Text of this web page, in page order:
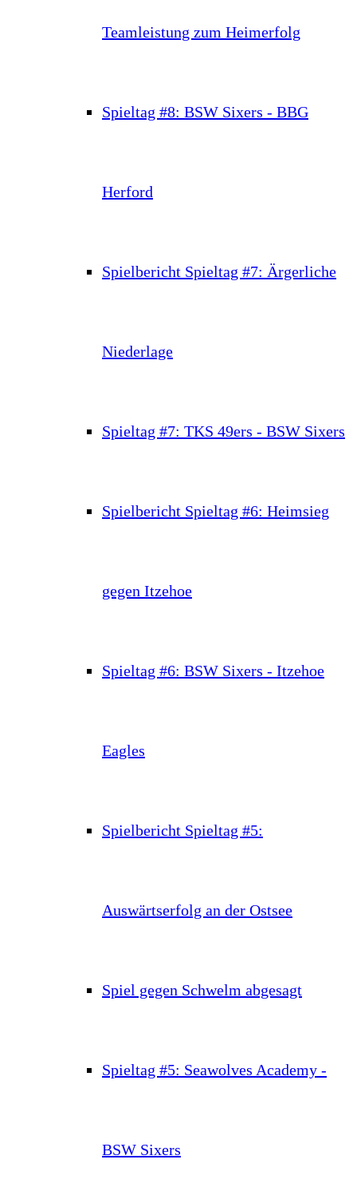
Teamleistung zum Heimerfolg
Spieltag #8: BSW Sixers - BBG
Herford
Spielbericht Spieltag #7: Ärgerliche
Niederlage
Spieltag #7: TKS 49ers - BSW Sixers
Spielbericht Spieltag #6: Heimsieg
gegen Itzehoe
Spieltag #6: BSW Sixers - Itzehoe
Eagles
Spielbericht Spieltag #5:
Auswärtserfolg an der Ostsee
Spiel gegen Schwelm abgesagt
Spieltag #5: Seawolves Academy -
BSW Sixers